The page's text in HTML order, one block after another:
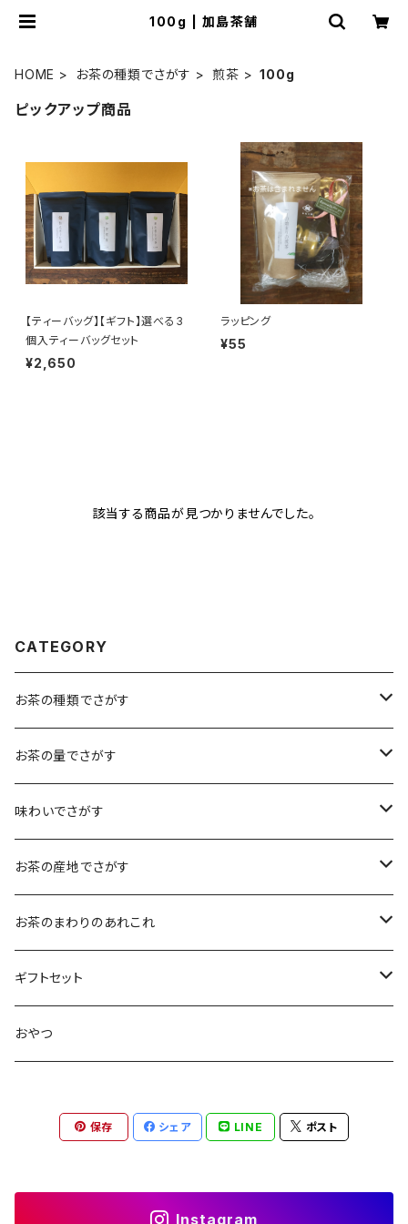
100g | 加島茶舗
HOME お茶の種類でさがす 煎茶 100g
ピックアップ商品
【ティーバッグ】【ギフト】選べる3
個入ティーバッグセット
¥2,650
ラッピング
¥55
該当する商品が見つかりませんでした。
CATEGORY
お茶の種類でさがす
煎茶
小袋（12g）
大袋（70g）
抹茶
水出し煎茶
玄米茶
ほうじ茶
フレーバーティー
お茶の量でさがす
70ｇ
12ｇ
30g
▶︎ティーバッグ10個入
ティーバッグ1個入
ティーバッグ10個入り
100g
味わいでさがす
まろやか
すっきり
水出し煎茶
フルーティー
コクがある
お茶の産地でさがす
島根・鳥取のお茶
島根のお茶
鳥取のお茶
九州のお茶
八女茶
屋久島煎茶
近畿・東海のお茶
本山
お茶のまわりのあれこれ
フィルタインボトル
急須
ギフトセット
煎茶ギフト
抹茶ギフト
煎茶と干し柿ギフト
おやつ
保存 シェア LINE ポスト
Instagram